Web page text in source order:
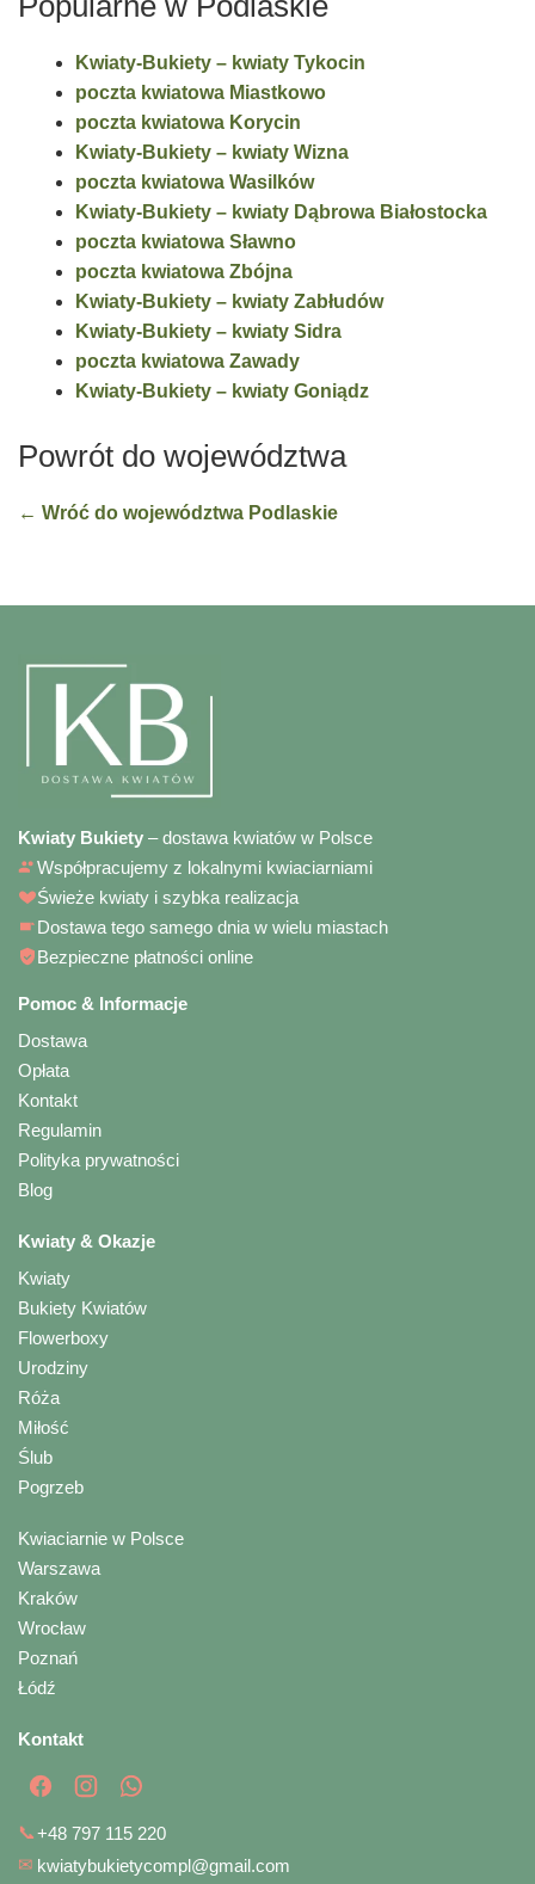
Kwiaty-Bukiety – kwiaty Tykocin
poczta kwiatowa Miastkowo
poczta kwiatowa Korycin
Kwiaty-Bukiety – kwiaty Wizna
poczta kwiatowa Wasilków
Kwiaty-Bukiety – kwiaty Dąbrowa Białostocka
poczta kwiatowa Sławno
poczta kwiatowa Zbójna
Kwiaty-Bukiety – kwiaty Zabłudów
Kwiaty-Bukiety – kwiaty Sidra
poczta kwiatowa Zawady
Kwiaty-Bukiety – kwiaty Goniądz
Powrót do województwa
← Wróć do województwa Podlaskie
Kwiaty Bukiety – dostawa kwiatów w Polsce
Współpracujemy z lokalnymi kwiaciarniami
Świeże kwiaty i szybka realizacja
Dostawa tego samego dnia w wielu miastach
Bezpieczne płatności online
Pomoc & Informacje
Dostawa
Opłata
Kontakt
Regulamin
Polityka prywatności
Blog
Kwiaty & Okazje
Kwiaty
Bukiety Kwiatów
Flowerboxy
Urodziny
Róża
Miłość
Ślub
Pogrzeb
Kwiaciarnie w Polsce
Warszawa
Kraków
Wrocław
Poznań
Łódź
Kontakt
📞+48 797 115 220
✉ kwiatybukietycompl@gmail.com